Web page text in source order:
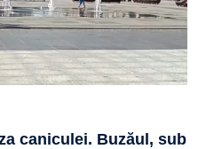
caniculei. Buzăul, sub